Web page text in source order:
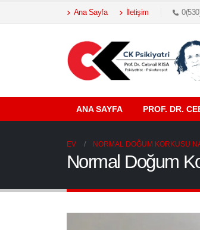
Ana Sayfa İletişim
ANA SAYFA PROF. DR.
EV NORMAL DOĞUM KORKUSU
Normal Doğum